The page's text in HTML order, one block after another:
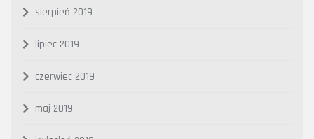
sierpień 2019
lipiec 2019
czerwiec 2019
maj 2019